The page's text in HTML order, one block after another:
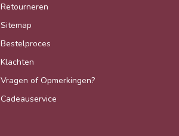
Retourneren
Sitemap
Bestelproces
Klachten
Vragen of Opmerkingen?
Cadeauservice